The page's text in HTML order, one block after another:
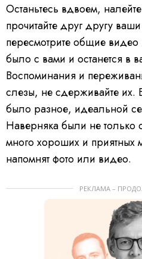
Останьтесь вдвоем,
прочитайте друг другу
пересмотрите общие
было с вами и останется в
Воспоминания и
слезы, не сдерживайте их.
было разное, идеальной
Наверняка были не
много хороших и приятных
напомнят фото или видео.
РЕКЛАМА –